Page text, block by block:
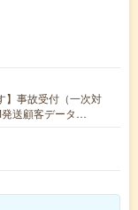
】事故受付（一次対
発送顧客データ…